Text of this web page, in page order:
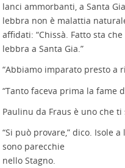
lanci ammorbanti, a Santa
lebbra non è malattia
affidati: “Chissà. Fatto sta
lebbra a Santa Gia.”
“Abbiamo imparato presto a
“Tanto faceva prima la fame
Paulinu da Fraus è uno che
“Si può provare,” dico. Isole
sono parecchie
nello Stagno.